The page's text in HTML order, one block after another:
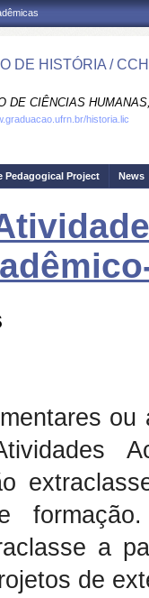
DE HISTÓRIA /
DE CIÊNCIAS
historia.lic
Pedagogical Project News
a
de